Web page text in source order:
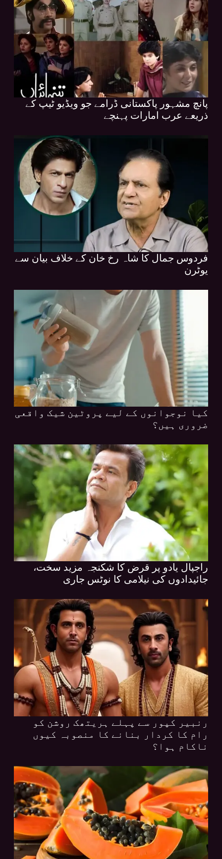
پانچ مشہور پاکستانی ڈرامے جو ویڈیو ٹیپ کے
ذریعے عرب امارات پہنچے
فردوس جمال کا شاہ رخ خان کے خلاف بیان سے
یوٹرن
کیا نوجوانوں کے لیے پروٹین شیک واقعی
ضروری ہیں؟
راجپال یادو پر قرض کا شکنجہ مزید سخت،
جائیدادوں کی نیلامی کا نوٹس جاری
رنبیر کپور سے پہلے ہریتھک روشن کو
رام کا کردار بنانے کا منصوبہ کیوں
ناکام ہوا؟